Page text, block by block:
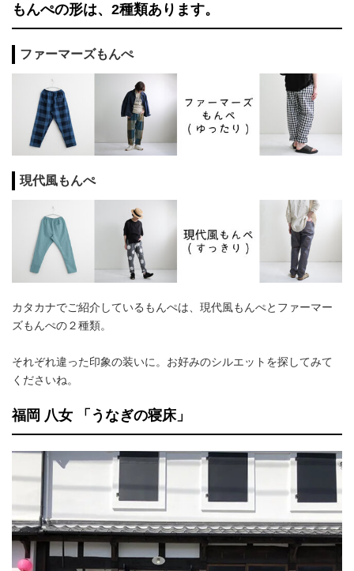
もんぺの形は、2種類あります。
ファーマーズもんぺ
現代風もんぺ
カタカナでご紹介しているもんぺは、現代風もんぺとファーマー
ズもんぺの２種類。
それぞれ違った印象の装いに。お好みのシルエットを探してみて
くださいね。
福岡 八女 「うなぎの寝床」